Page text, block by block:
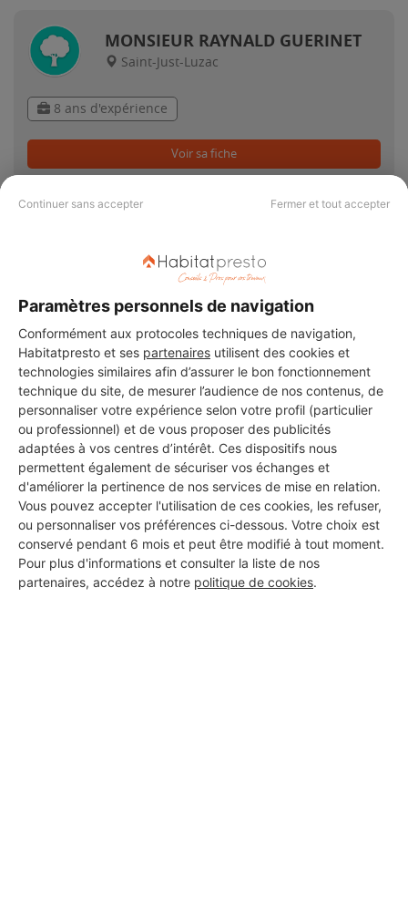
Continuer sans accepter Fermer et tout accepter
Paramètres personnels de navigation
Conformément aux protocoles techniques de navigation,
Habitatpresto et ses partenaires utilisent des cookies et
technologies similaires afin d’assurer le bon fonctionnement
technique du site, de mesurer l’audience de nos contenus, de
personnaliser votre expérience selon votre profil (particulier
ou professionnel) et de vous proposer des publicités
adaptées à vos centres d’intérêt. Ces dispositifs nous
permettent également de sécuriser vos échanges et
d'améliorer la pertinence de nos services de mise en relation.
Vous pouvez accepter l'utilisation de ces cookies, les refuser,
ou personnaliser vos préférences ci-dessous. Votre choix est
conservé pendant 6 mois et peut être modifié à tout moment.
Pour plus d'informations et consulter la liste de nos
partenaires, accédez à notre politique de cookies.
MONSIEUR RAYNALD GUERINET
Saint-Just-Luzac
8 ans d'expérience
Voir sa fiche
PAS LE TEMPS DE
CHERCHER ?
Vous souhaitez réaliser des travaux et ne savez quel professionnel
choisir ? Demandez des devis travaux
auprès de notre réseau de 5 000
professionnels partout en France.
DEMANDER UN DEVIS